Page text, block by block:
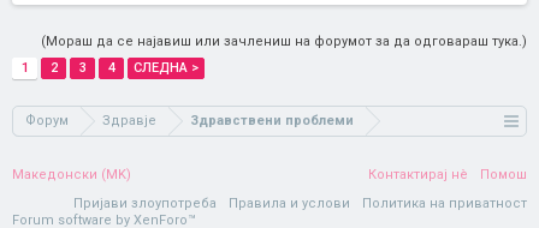
(Мораш да се најавиш или зачлениш на форумот за да одговараш тука.)
1
2 3 4 СЛЕДНА >
Форум Здравје Здравствени проблеми
Македонски (MK) Контактирај нè
Помош
Пријави злоупотреба
Правила и услови
Политика на приватност
Forum software by XenForo™